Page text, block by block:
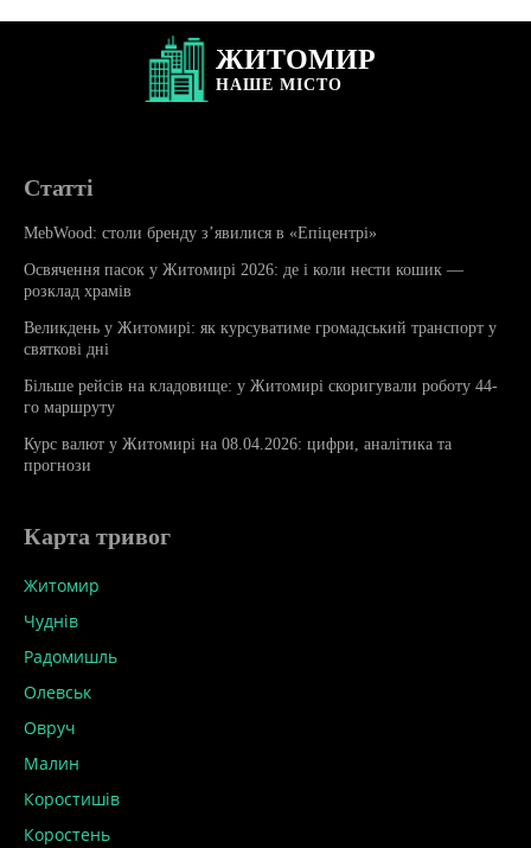
ЖИТОМИР
НАШЕ МІСТО
Статті
MebWood: столи бренду з’явилися в «Епіцентрі»
Освячення пасок у Житомирі 2026: де і коли нести кошик —
розклад храмів
Великдень у Житомирі: як курсуватиме громадський транспорт у
святкові дні
Більше рейсів на кладовище: у Житомирі скоригували роботу 44-
го маршруту
Курс валют у Житомирі на 08.04.2026: цифри, аналітика та
прогнози
Карта тривог
Житомир
Чуднів
Радомишль
Олевськ
Овруч
Малин
Коростишів
Коростень